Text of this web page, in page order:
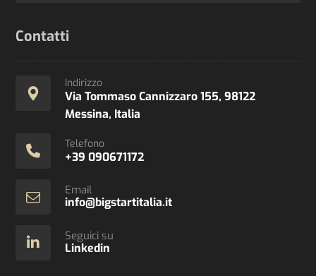
Contatti
Indirizzo
Via Tommaso Cannizzaro 155, 98122
Messina, Italia
Telefono
+39 090671172
Email
info@bigstartitalia.it
Seguici su
Linkedin